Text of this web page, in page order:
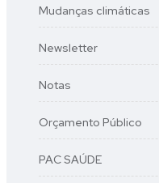
Mudanças climáticas
Newsletter
Notas
Orçamento Público
PAC SAÚDE